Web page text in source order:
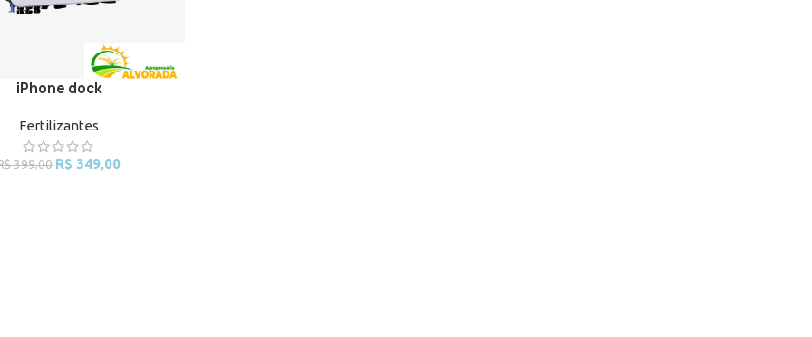
iPhone dock
Fertilizantes
399,00 Original
R$ 349,00Current